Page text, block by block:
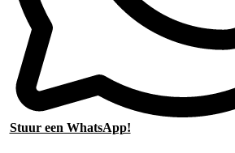
Stuur een WhatsApp!